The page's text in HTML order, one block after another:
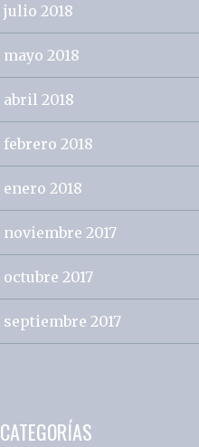
julio 2018
mayo 2018
abril 2018
febrero 2018
enero 2018
noviembre 2017
octubre 2017
septiembre 2017
CATEGORÍAS